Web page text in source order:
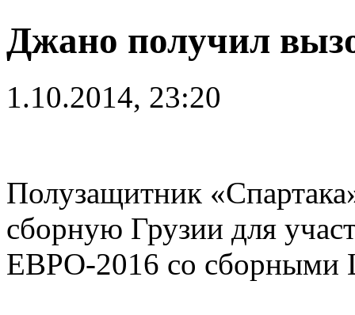
Джано получил
1.10.2014, 23:20
Полузащитник
сборную Грузии для
ЕВРО-2016 со сборными